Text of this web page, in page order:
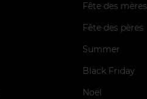
Fête des mères
Fête des pères
Summer
Black Friday
Noël